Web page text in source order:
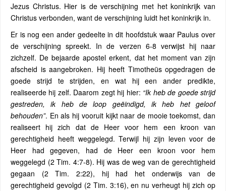
Jezus Christus. Hier is de verschijning met het koninkrijk van
Christus verbonden, want de verschijning luidt het koninkrijk in.
Er is nog een ander gedeelte in dit hoofdstuk waar Paulus over
de verschijning spreekt. In de verzen 6-8 verwijst hij naar
zichzelf. De bejaarde apostel erkent, dat het moment van zijn
afscheid is aangebroken. Hij heeft Timotheüs opgedragen de
goede strijd te strijden, en wat hij een ander predikte,
realiseerde hij zelf. Daarom zegt hij hier: “Ik heb de goede strijd
gestreden, ik heb de loop geëindigd, ik heb het geloof
behouden”. En als hij vooruit kijkt naar de mooie toekomst, dan
realiseert hij zich dat de Heer voor hem een kroon van
gerechtigheid heeft weggelegd. Terwijl hij zijn leven voor de
Heer had gegeven, had de Heer een kroon voor hem
weggelegd (2 Tim. 4:7-8). Hij was de weg van de gerechtigheid
gegaan (2 Tim. 2:22), hij had het onderwijs van de
gerechtigheid gevolgd (2 Tim. 3:16), en nu verheugt hij zich op